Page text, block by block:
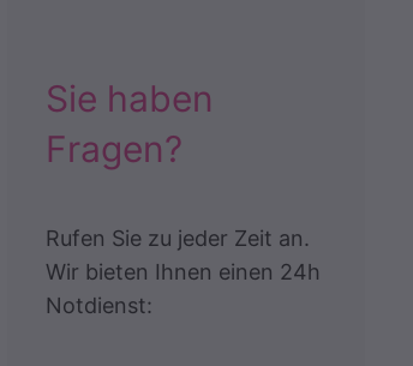
Sie haben
Fragen?
Rufen Sie zu jeder Zeit an.
Wir bieten Ihnen einen 24h
Notdienst: